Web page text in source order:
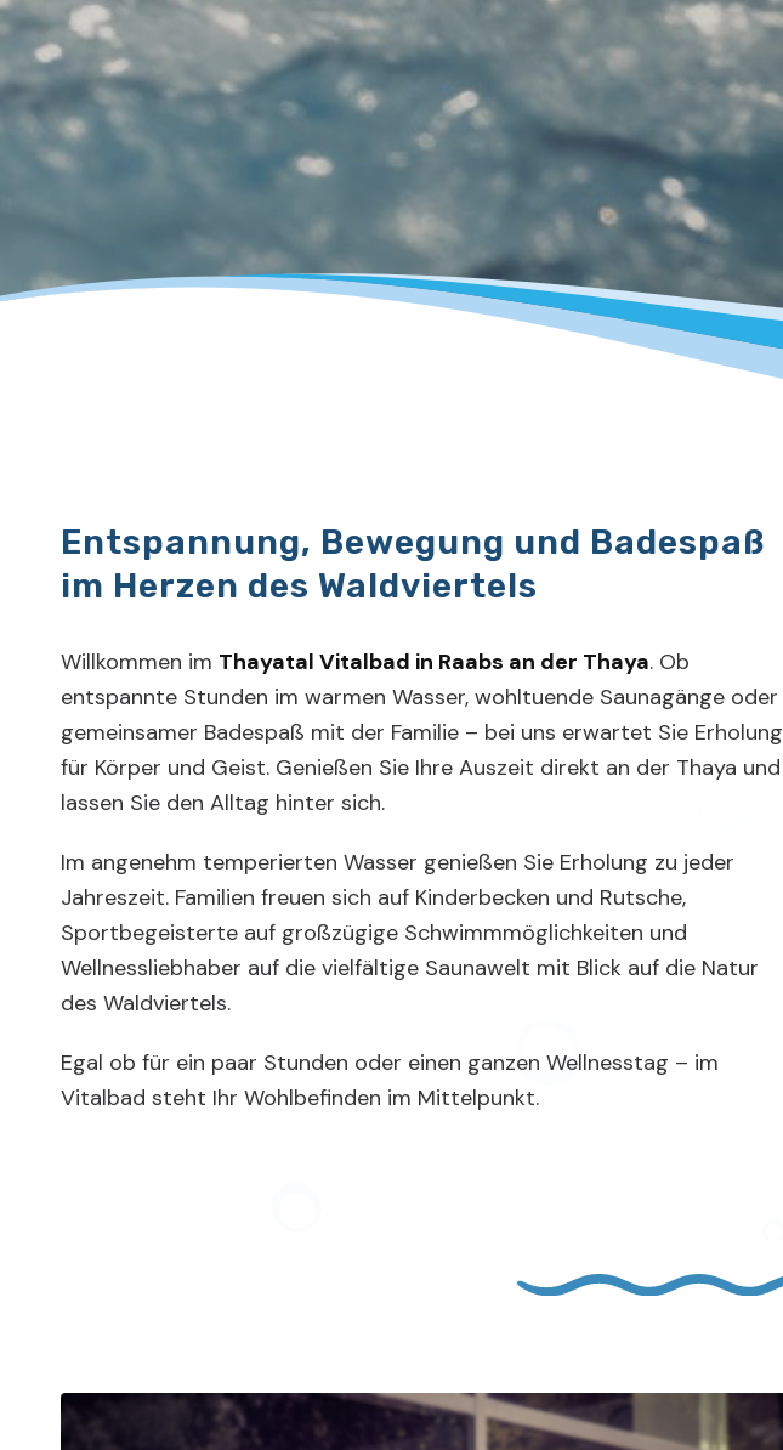
Entspannung, Bewegung und Badespaß
im Herzen des Waldviertels
Willkommen im Thayatal Vitalbad in Raabs an der Thaya. Ob
entspannte Stunden im warmen Wasser, wohltuende Saunagänge oder
gemeinsamer Badespaß mit der Familie – bei uns erwartet Sie Erholung
für Körper und Geist. Genießen Sie Ihre Auszeit direkt an der Thaya und
lassen Sie den Alltag hinter sich.
Im angenehm temperierten Wasser genießen Sie Erholung zu jeder
Jahreszeit. Familien freuen sich auf Kinderbecken und Rutsche,
Sportbegeisterte auf großzügige Schwimmmöglichkeiten und
Wellnessliebhaber auf die vielfältige Saunawelt mit Blick auf die Natur
des Waldviertels.
Egal ob für ein paar Stunden oder einen ganzen Wellnesstag – im
Vitalbad steht Ihr Wohlbefinden im Mittelpunkt.